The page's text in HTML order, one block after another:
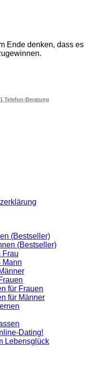
Ende denken, dass es
Telefon-Beratung
(Bestseller)
(Bestseller)
Frau
Mann
für Frauen
für Männer
Dating!
Lebensglück